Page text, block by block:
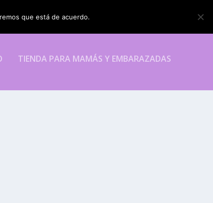
TIENDA PARA MAMÁS Y EMBARAZADAS
que está de acuerdo.